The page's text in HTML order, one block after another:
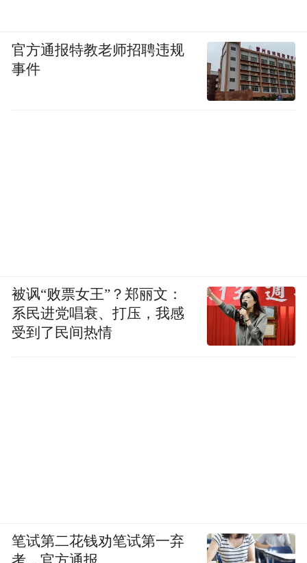
官方通报特教老师招聘违规
事件
被讽“败票女王”？郑丽文：
系民进党唱衰、打压，我感
受到了民间热情
笔试第二花钱劝笔试第一弃